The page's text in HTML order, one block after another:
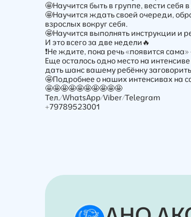
🤩Научится быть в группе, вести себя
🤩Научится ждать своей очереди,
взрослых вокруг себя.
🤩Научится выполнять инструкции и
И это всего за две недели🔥
❗Не ждите, пока речь «появится
Еще осталось одно место на
дать шанс вашему ребёнку
🤩Подробнее о наших интенсивах на
🤩🤩🤩🤩🤩🤩🤩🤩🤩🤩
Тел./WhatsApp/Viber/Telegram
+79789523001